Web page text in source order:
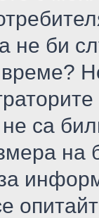
не би
не са
на